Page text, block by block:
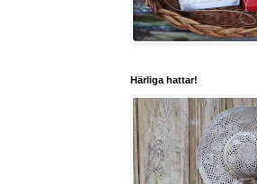
Härliga hattar!